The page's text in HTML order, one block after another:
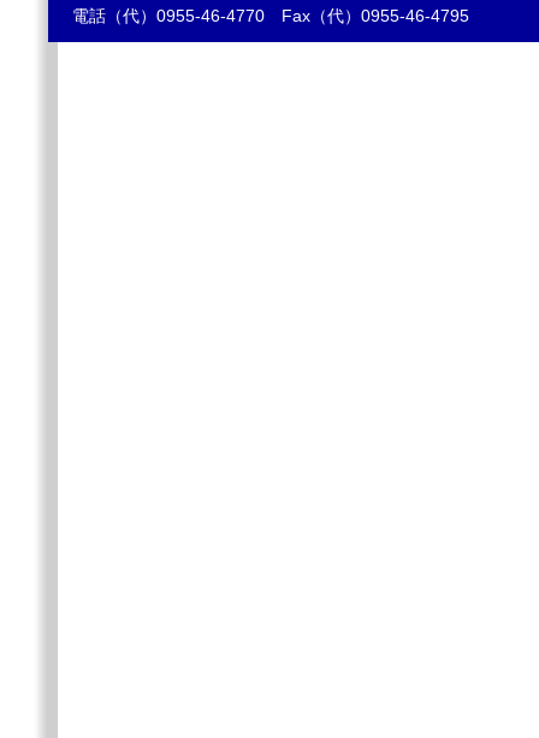
電話（代）0955-46-4770 Fax（代）0955-46-4795